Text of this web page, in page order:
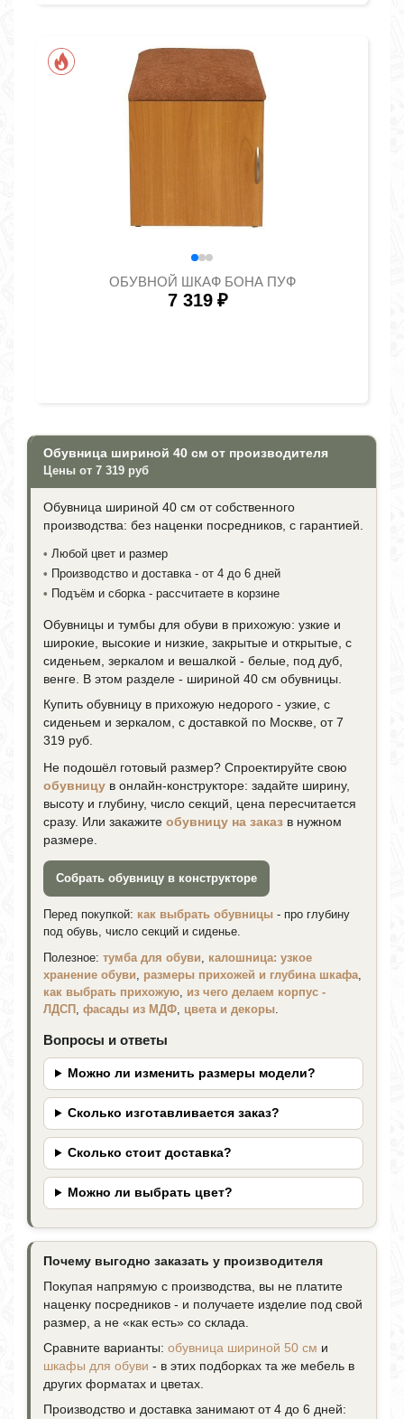
ОБУВНОЙ ШКАФ БОНА ПУФ
7 319 ₽
Обувница шириной 40 см от производителя
Цены от 7 319 руб
Обувница шириной 40 см от собственного
производства: без наценки посредников, с гарантией.
• Любой цвет и размер
• Производство и доставка - от 4 до 6 дней
• Подъём и сборка - рассчитаете в корзине
Обувницы и тумбы для обуви в прихожую: узкие и
широкие, высокие и низкие, закрытые и открытые, с
сиденьем, зеркалом и вешалкой - белые, под дуб,
венге. В этом разделе - шириной 40 см обувницы.
Купить обувницу в прихожую недорого - узкие, с
сиденьем и зеркалом, с доставкой по Москве, от 7
319 руб.
Не подошёл готовый размер? Спроектируйте свою
обувницу в онлайн-конструкторе: задайте ширину,
высоту и глубину, число секций, цена пересчитается
сразу. Или закажите обувницу на заказ в нужном
размере.
Собрать обувницу в конструкторе
Перед покупкой: как выбрать обувницы - про глубину
под обувь, число секций и сиденье.
Полезное: тумба для обуви, калошница: узкое
хранение обуви, размеры прихожей и глубина шкафа,
как выбрать прихожую, из чего делаем корпус -
ЛДСП , фасады из МДФ, цвета и декоры.
Вопросы и ответы
Можно ли изменить размеры модели?
Сколько изготавливается заказ?
Сколько стоит доставка?
Можно ли выбрать цвет?
Почему выгодно заказать у производителя
Покупая напрямую с производства, вы не платите
наценку посредников - и получаете изделие под свой
размер, а не «как есть» со склада.
Сравните варианты: обувница шириной 50 см и
шкафы для обуви - в этих подборках та же мебель в
других форматах и цветах.
Производство и доставка занимают от 4 до 6 дней: